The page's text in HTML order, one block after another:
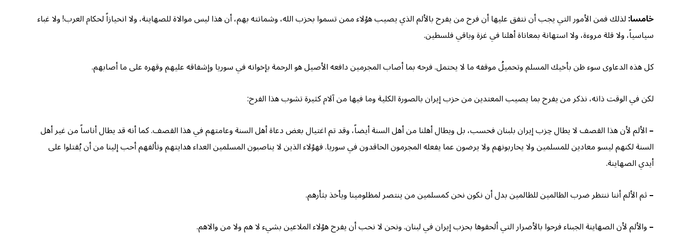
خامسا:لذلك فمن الأمور التي يجب أن نتفق عليها أن فرح من يفرح بالألم الذي يصيب هؤلاء ممن تسموا بحزب الله، وشماتته بهم، أن هذا ليس موالاة للصهاينة، ولا انحيازاً لحكام العرب! ولا غباء
سياسياً، ولا قلة مروءة، ولا استهانة بمعاناة أهلنا في غزة وباقي فلسطين.
كل هذه الدعاوى سوء ظن بأخيك المسلم وتحميلُ موقفه ما لا يحتمل. فرحه بما أصاب المجرمين دافعه الأصيل هو الرحمة بإخوانه في سوريا وإشفاقه عليهم وقهره على ما أصابهم.
لكن في الوقت ذاته، نذكر من يفرح بما يصيب المعتدين من حزب إيران بالصورة الكلية وما فيها من آلام كثيرة تشوب هذا الفرح:
–الألم لأن هذا القصف لا يطال حِزب إيران بلبنان فحسب، بل ويطال أهلنا من أهل السنة أيضاً، وقد تم اغتيال بعض دعاة أهل السنة وعامتهم في هذا القصف. كما أنه قد يطال أناساً من غير أهل
السنة لكنهم ليسو معادين للمسلمين ولا يحاربونهم ولا يرضون عما يفعله المجرمون الحاقدون في سوريا. فهؤلاء الذين لا يناصبون المسلمين العداء هدايتهم وتألفهم أحب إلينا من أن يُقتلوا على
أيدي الصهاينة.
–ثم الألم أننا ننتظر ضرب الظالمين للظالمين بدل أن نكون نحن كمسلمين من ينتصر لمظلومينا ويأخذ بثأرهم.
–والألم لأن الصهاينة الجبناء فرحوا بالأضرار التي ألحقوها بحزب إيران في لبنان. ونحن لا نحب أن يفرح هؤلاء الملاعين بشيء لا هم ولا من والاهم.